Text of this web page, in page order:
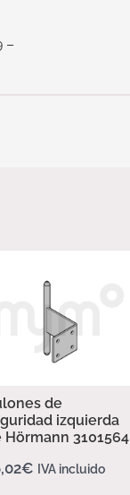
–
de
izquierda
Hörmann 3101564
€ IVA incluido